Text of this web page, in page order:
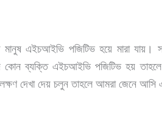
মানুষ এইচআইভি পজিটিভ হয়ে মারা যায়।
কোন ব্যক্তি এইচআইভি পজিটিভ হয়
দেখা দেয় চলুন তাহলে আমরা জেনে আসি